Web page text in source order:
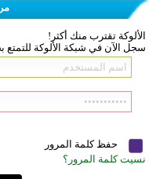
الألوكة تقترب منك أكثر!
سجل الآن في شبكة الألوكة للتمتع
حفظ كلمة المرور
نسيت كلمة المرور؟